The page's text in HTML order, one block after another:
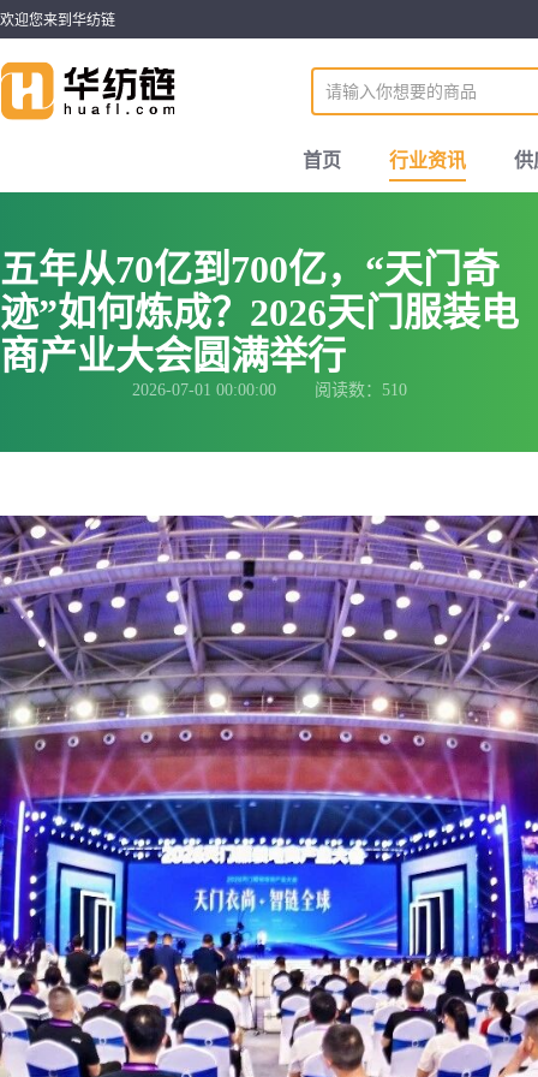
欢迎您来到华纺链
首页 行业资讯 供
五年从70亿到700亿，“天门奇
迹”如何炼成？2026天门服装电
商产业大会圆满举行
2026-07-01 00:00:00 阅读数：510